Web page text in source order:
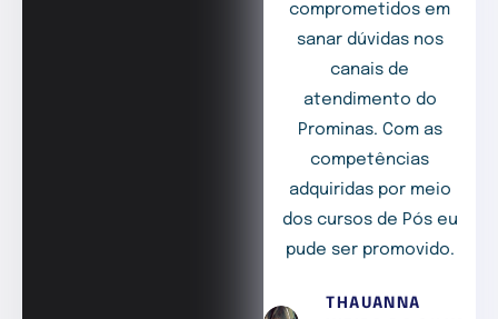
comprometidos em
sanar dúvidas nos
canais de
atendimento do
Prominas. Com as
competências
adquiridas por meio
dos cursos de Pós eu
pude ser promovido.
THAUANNA